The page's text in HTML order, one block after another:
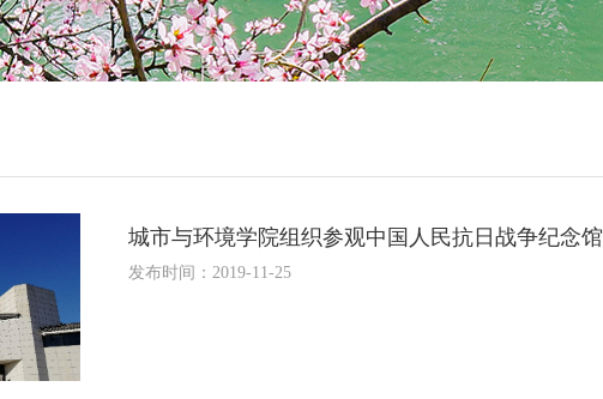
城市与环境学院组织参观中国人民抗日战争纪念馆
发布时间：2019-11-25